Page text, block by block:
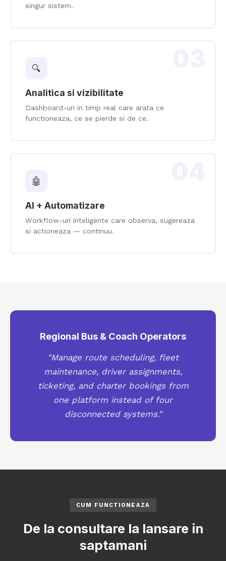
singur sistem.
🔍
Analitica si vizibilitate
Dashboard-uri in timp real care arata ce
functioneaza, ce se pierde si de ce.
🤖
AI + Automatizare
Workflow-uri inteligente care observa, sugereaza
si actioneaza — continuu.
Regional Bus & Coach Operators
"Manage route scheduling, fleet
maintenance, driver assignments,
ticketing, and charter bookings from
one platform instead of four
disconnected systems."
CUM FUNCTIONEAZA
De la consultare la lansare in
saptamani